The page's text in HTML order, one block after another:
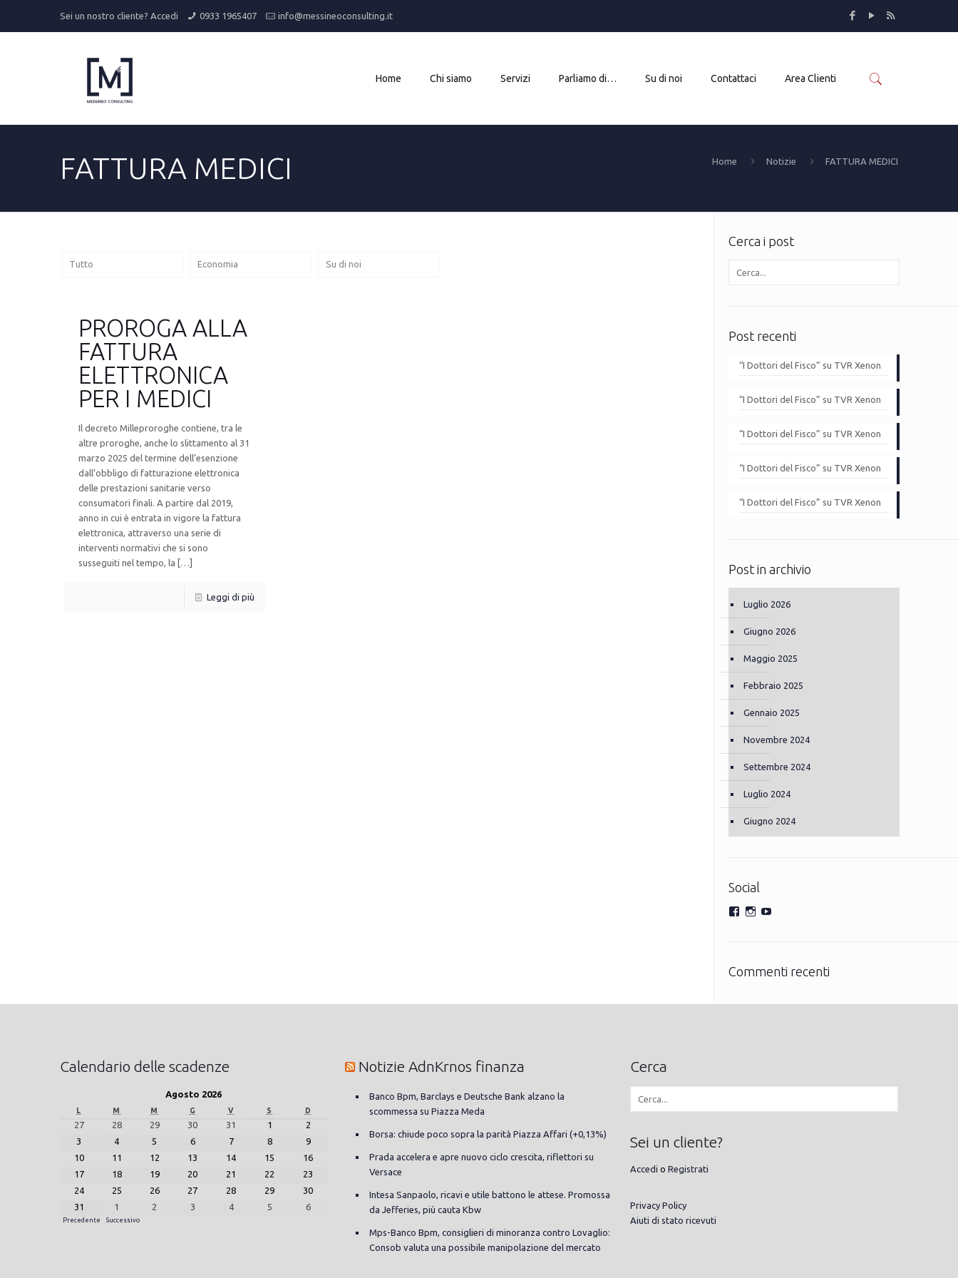
Sei un nostro cliente? Accedi 0933 1965407 info@messineoconsulting.it
Home Chi siamo Servizi Parliamo di… Su di noi Contattaci Area Clienti
FATTURA MEDICI Home Notizie FATTURA MEDICI
Tutto Economia Su di noi
PROROGA ALLA
FATTURA
ELETTRONICA
PER I MEDICI
Il decreto Milleproroghe contiene, tra le
altre proroghe, anche lo slittamento al 31
marzo 2025 del termine dell’esenzione
dall’obbligo di fatturazione elettronica
delle prestazioni sanitarie verso
consumatori finali. A partire dal 2019,
anno in cui è entrata in vigore la fattura
elettronica, attraverso una serie di
interventi normativi che si sono
susseguiti nel tempo, la […]
Leggi di più
Cerca i post
Post recenti
“I Dottori del Fisco” su TVR Xenon
“I Dottori del Fisco” su TVR Xenon
“I Dottori del Fisco” su TVR Xenon
“I Dottori del Fisco” su TVR Xenon
“I Dottori del Fisco” su TVR Xenon
Post in archivio
Luglio 2026
Giugno 2026
Maggio 2025
Febbraio 2025
Gennaio 2025
Novembre 2024
Settembre 2024
Luglio 2024
Giugno 2024
Social
Commenti recenti
Calendario delle scadenze
Agosto 2026
L M M G V S D
27 28 29 30 31 1
2
3
4 5 6 7 8
9
10
11 12 13 14 15
16
17
18 19 20 21 22
23
24
25 26 27 28 29
30
31
1 2 3 4 5 6
Precedente Successivo
Notizie AdnKrnos finanza
Banco Bpm, Barclays e Deutsche Bank alzano la
scommessa su Piazza Meda
Borsa: chiude poco sopra la parità Piazza Affari (+0,13%)
Prada accelera e apre nuovo ciclo crescita, riflettori su
Versace
Intesa Sanpaolo, ricavi e utile battono le attese. Promossa
da Jefferies, più cauta Kbw
Mps-Banco Bpm, consiglieri di minoranza contro Lovaglio:
Consob valuta una possibile manipolazione del mercato
Cerca
Sei un cliente?
Accedi o Registrati
Privacy Policy
Aiuti di stato ricevuti